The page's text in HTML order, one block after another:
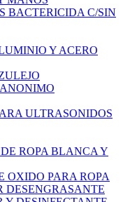
BACTERICIDA C/SIN
Y ACERO
ULTRASONIDOS
ROPA BLANCA Y
OXIDO PARA ROPA
DESENGRASANTE